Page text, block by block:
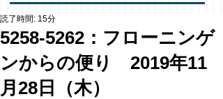
5258-5262：フローニンゲ
ンからの便り 2019年11
月28日（木）
読了時間: 15分